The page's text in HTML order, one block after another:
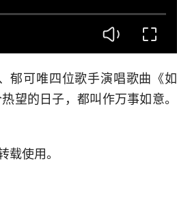
郁可唯四位歌手演唱歌曲《如
望的日子，都叫作万事如意。
使用。